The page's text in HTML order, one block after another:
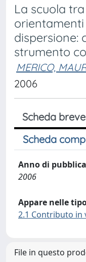
La scuola
orientamenti
dispersione:
strumento
MERICO,
2006
Scheda breve
Scheda
Anno di
2006
Appare nelle
2.1 Contributo in
File in questo